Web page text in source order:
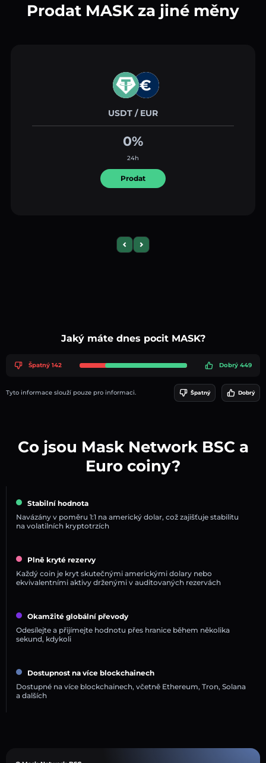
Prodat MASK za jiné měny
USDT / EUR
0%
24h
Prodat
Previous slide
Next slide
Jaký máte dnes pocit MASK?
Špatný 142 Dobrý 449
Tyto informace slouží pouze pro informaci. Špatný Dobrý
Co jsou Mask Network BSC a
Euro coiny?
Stabilní hodnota
Navázány v poměru 1:1 na americký dolar, což zajišťuje stabilitu
na volatilních kryptotrzích
Plně kryté rezervy
Každý coin je kryt skutečnými americkými dolary nebo
ekvivalentními aktivy drženými v auditovaných rezervách
Okamžité globální převody
Odesílejte a přijímejte hodnotu přes hranice během několika
sekund, kdykoli
Dostupnost na více blockchainech
Dostupné na více blockchainech, včetně Ethereum, Tron, Solana
a dalších